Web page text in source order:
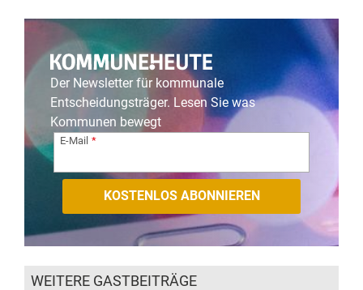
Der Newsletter für kommunale
Entscheidungsträger. Lesen Sie was
Kommunen bewegt
E-Mail
WEITERE GASTBEITRÄGE